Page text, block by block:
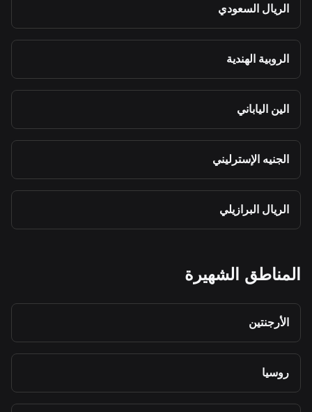
الريال السعودي
الروبية الهندية
الين الياباني
الجنيه الإسترليني
الريال البرازيلي
المناطق الشهيرة
الأرجنتين
روسيا